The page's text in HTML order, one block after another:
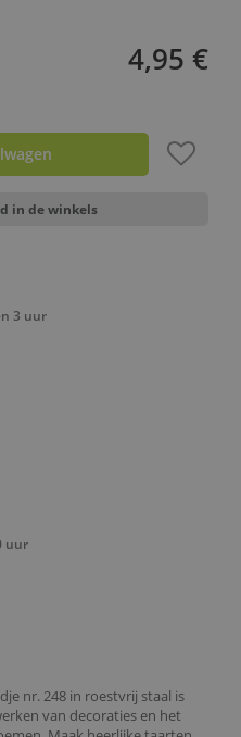
nr. 248 in roestvrij staal is
van decoraties en het
4,95 €
in de winkels
3 uur
uur